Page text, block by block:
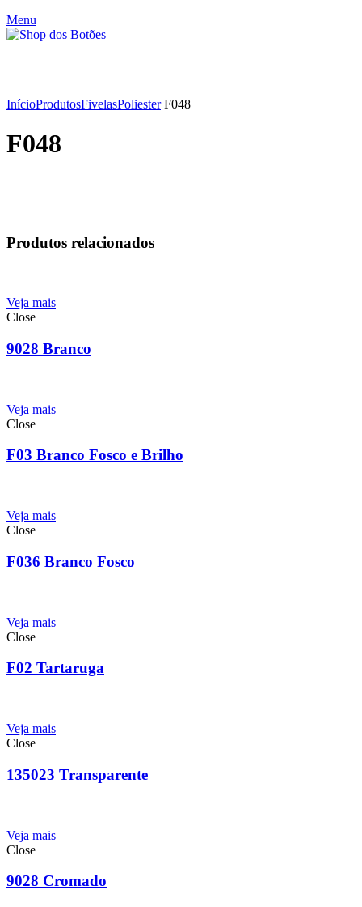
Menu
InícioProdutosFivelasPoliesterF048
F048
Produtos relacionados
Veja mais
Close
9028 Branco
Veja mais
Close
F03 Branco Fosco e Brilho
Veja mais
Close
F036 Branco Fosco
Veja mais
Close
F02 Tartaruga
Veja mais
Close
135023 Transparente
Veja mais
Close
9028 Cromado